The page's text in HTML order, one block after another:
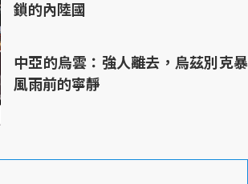
鎖的內陸國
中亞的烏雲：強人離去，烏茲別克暴
風雨前的寧靜